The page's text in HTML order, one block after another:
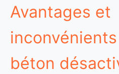
Avantages et
béton